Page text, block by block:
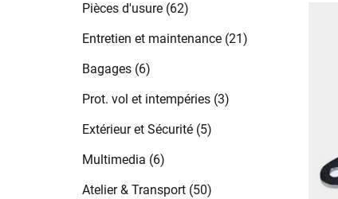
Pièces d'usure (62)
Entretien et maintenance (21)
Bagages (6)
Prot. vol et intempéries (3)
Extérieur et Sécurité (5)
Multimedia (6)
Atelier & Transport (50)